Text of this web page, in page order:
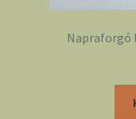
Napraforgó